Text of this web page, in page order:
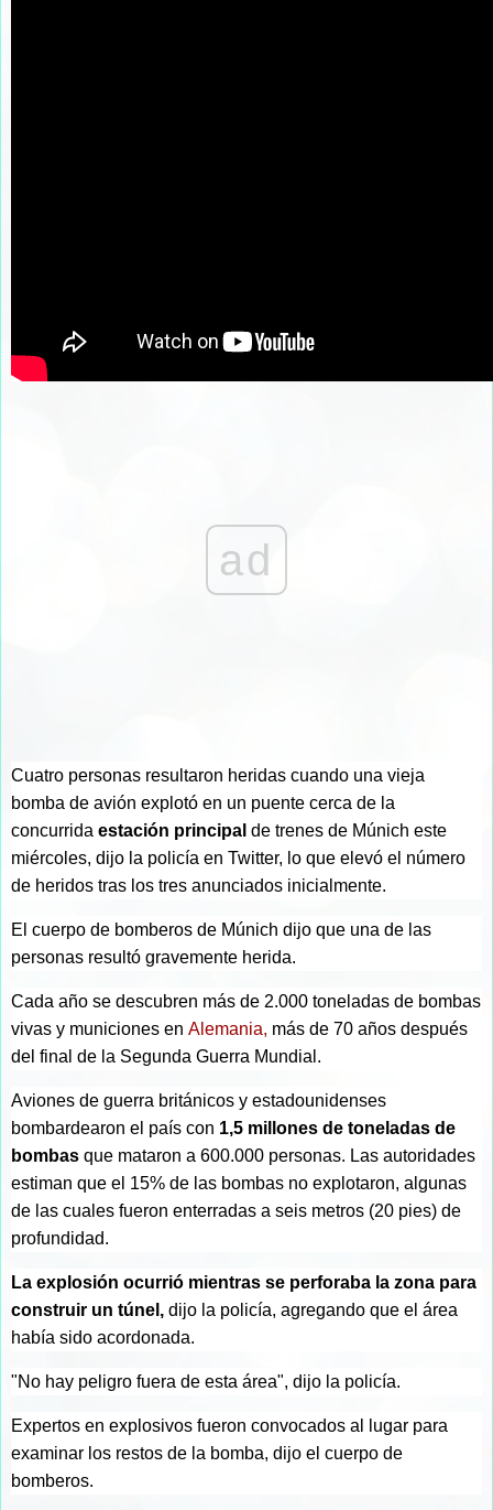
ad
Cuatro personas resultaron heridas cuando una vieja
bomba de avión explotó en un puente cerca de la
concurrida estación principal de trenes de Múnich este
miércoles, dijo la policía en Twitter, lo que elevó el número
de heridos tras los tres anunciados inicialmente.
El cuerpo de bomberos de Múnich dijo que una de las
personas resultó gravemente herida.
Cada año se descubren más de 2.000 toneladas de bombas
vivas y municiones en Alemania, más de 70 años después
del final de la Segunda Guerra Mundial.
Aviones de guerra británicos y estadounidenses
bombardearon el país con 1,5 millones de toneladas de
bombas que mataron a 600.000 personas. Las autoridades
estiman que el 15% de las bombas no explotaron, algunas
de las cuales fueron enterradas a seis metros (20 pies) de
profundidad.
La explosión ocurrió mientras se perforaba la zona para
construir un túnel, dijo la policía, agregando que el área
había sido acordonada.
"No hay peligro fuera de esta área", dijo la policía.
Expertos en explosivos fueron convocados al lugar para
examinar los restos de la bomba, dijo el cuerpo de
bomberos.